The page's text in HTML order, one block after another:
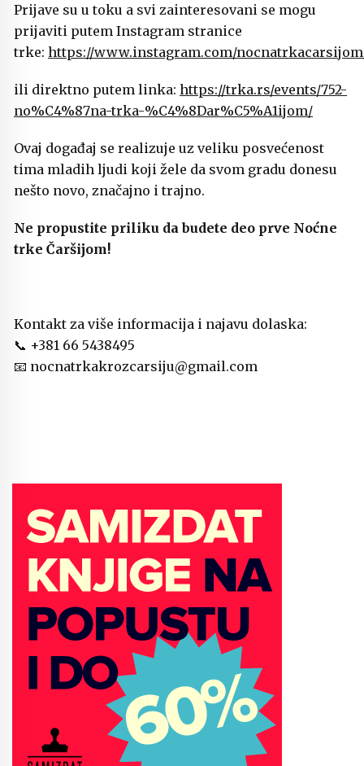
Prijave su u toku a svi zainteresovani se mogu
prijaviti putem Instagram stranice
trke: https://www.instagram.com/
ili direktno putem linka: https://trka.rs/events/752-
no%C4%87na-trka-%C4%8Dar%C5%A1ijom/
Ovaj događaj se realizuje uz veliku posvećenost
tima mladih ljudi koji žele da svom gradu donesu
nešto novo, značajno i trajno.
Ne propustite priliku da budete deo prve Noćne
trke Čaršijom!
Kontakt za više informacija i najavu dolaska:
📞 +381 66 5438495
📧 nocnatrkakrozcarsiju@gmail.com